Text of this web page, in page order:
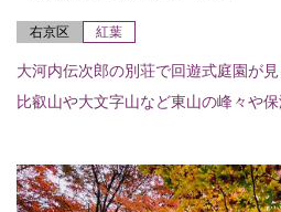
右京区 紅葉
大河内伝次郎の別荘で回遊式庭園が
比叡山や大文字山など東山の峰々や保